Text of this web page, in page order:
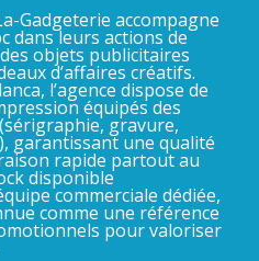
Gadgeterie accompagne
dans leurs actions de
objets publicitaires
d’affaires créatifs.
l’agence dispose de
équipés des
gravure,
garantissant une qualité
rapide partout au
disponible
commerciale dédiée,
comme une référence
pour valoriser